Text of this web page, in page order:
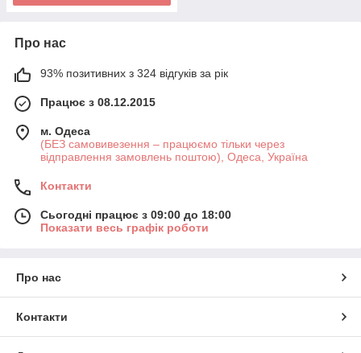
Про нас
93% позитивних з 324 відгуків за рік
Працює з 08.12.2015
м. Одеса
(БЕЗ самовивезення – працюємо тільки через
відправлення замовлень поштою), Одеса, Україна
Контакти
Сьогодні працює з 09:00 до 18:00
Показати весь графік роботи
Про нас
Контакти